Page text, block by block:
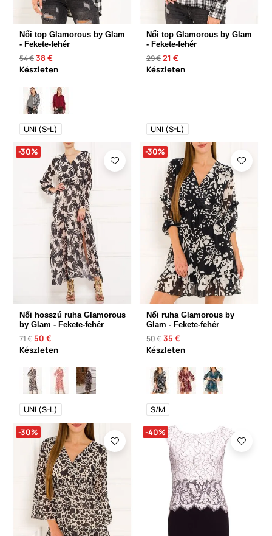
Női top Glamorous by Glam
- Fekete-fehér
54 €38 €
Készleten
UNI (S-L)
Női top Glamorous by Glam
- Fekete-fehér
29 €21 €
Készleten
UNI (S-L)
-30%
Női hosszú ruha Glamorous
by Glam - Fekete-fehér
71 € 50 €
Készleten
UNI (S-L)
-30%
Női ruha Glamorous by
Glam - Fekete-fehér
50 €35 €
Készleten
S/M
-30% -40%